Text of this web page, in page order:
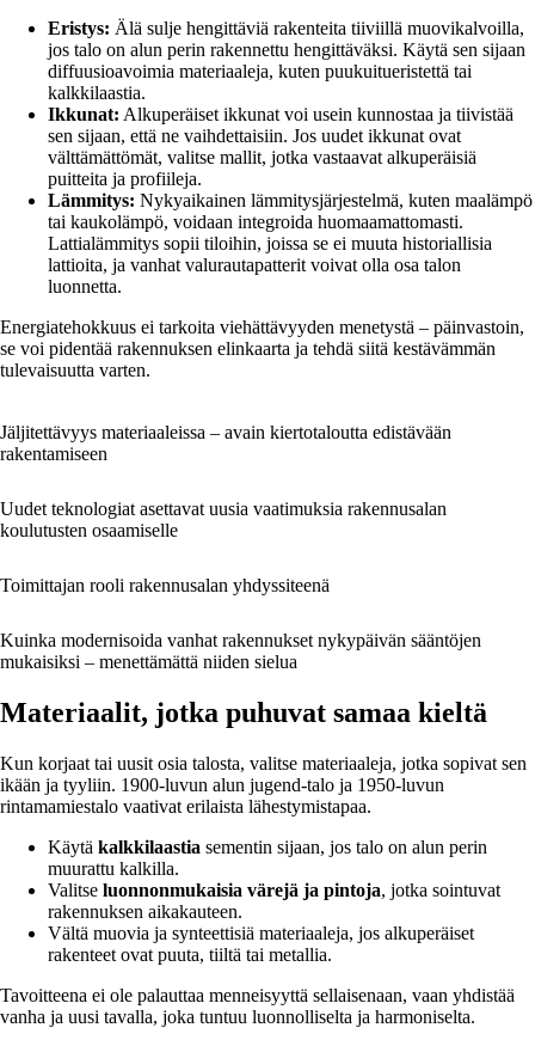
Eristys: Älä sulje hengittäviä rakenteita tiiviillä muovikalvoilla,
jos talo on alun perin rakennettu hengittäväksi. Käytä sen sijaan
diffuusioavoimia materiaaleja, kuten puukuitueristettä tai
kalkkilaastia.
Ikkunat: Alkuperäiset ikkunat voi usein kunnostaa ja tiivistää
sen sijaan, että ne vaihdettaisiin. Jos uudet ikkunat ovat
välttämättömät, valitse mallit, jotka vastaavat alkuperäisiä
puitteita ja profiileja.
Lämmitys: Nykyaikainen lämmitysjärjestelmä, kuten maalämpö
tai kaukolämpö, voidaan integroida huomaamattomasti.
Lattialämmitys sopii tiloihin, joissa se ei muuta historiallisia
lattioita, ja vanhat valurautapatterit voivat olla osa talon
luonnetta.
Energiatehokkuus ei tarkoita viehättävyyden menetystä – päinvastoin,
se voi pidentää rakennuksen elinkaarta ja tehdä siitä kestävämmän
tulevaisuutta varten.
Jäljitettävyys materiaaleissa – avain kiertotaloutta edistävään
rakentamiseen
Uudet teknologiat asettavat uusia vaatimuksia rakennusalan
koulutusten osaamiselle
Toimittajan rooli rakennusalan yhdyssiteenä
Kuinka modernisoida vanhat rakennukset nykypäivän sääntöjen
mukaisiksi – menettämättä niiden sielua
Materiaalit, jotka puhuvat samaa kieltä
Kun korjaat tai uusit osia talosta, valitse materiaaleja, jotka sopivat sen
ikään ja tyyliin. 1900-luvun alun jugend-talo ja 1950-luvun
rintamamiestalo vaativat erilaista lähestymistapaa.
Käytä kalkkilaastia sementin sijaan, jos talo on alun perin
muurattu kalkilla.
Valitse luonnonmukaisia värejä ja pintoja, jotka sointuvat
rakennuksen aikakauteen.
Vältä muovia ja synteettisiä materiaaleja, jos alkuperäiset
rakenteet ovat puuta, tiiltä tai metallia.
Tavoitteena ei ole palauttaa menneisyyttä sellaisenaan, vaan yhdistää
vanha ja uusi tavalla, joka tuntuu luonnolliselta ja harmoniselta.